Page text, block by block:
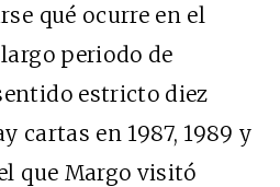
qué ocurre en el
periodo de
estricto diez
cartas en 1987, 1989 y
que Margo visitó